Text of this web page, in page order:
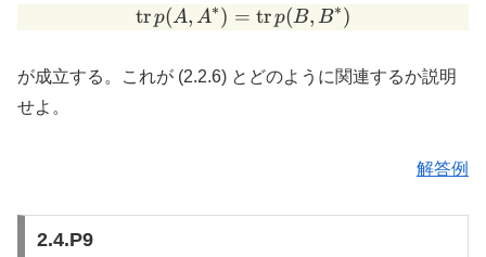
\mathrm{tr}\, p(A, A^*)
trp(A, A∗) = trp(B, B∗)
が成立する。これが (2.2.6) とどのように関連するか説明
せよ。
解答例
2.4.P9